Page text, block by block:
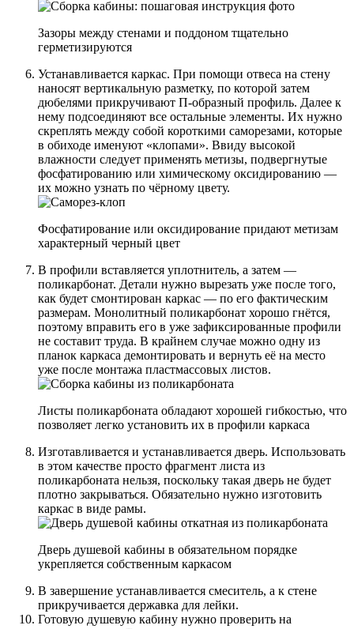
Зазоры между стенами и поддоном тщательно
герметизируются
Устанавливается каркас. При помощи отвеса на стену
наносят вертикальную разметку, по которой затем
дюбелями прикручивают П-образный профиль. Далее к
нему подсоединяют все остальные элементы. Их нужно
скреплять между собой короткими саморезами, которые
в обиходе именуют «клопами». Ввиду высокой
влажности следует применять метизы, подвергнутые
фосфатированию или химическому оксидированию —
их можно узнать по чёрному цвету.
Фосфатирование или оксидирование придают метизам
характерный черный цвет
В профили вставляется уплотнитель, а затем —
поликарбонат. Детали нужно вырезать уже после того,
как будет смонтирован каркас — по его фактическим
размерам. Монолитный поликарбонат хорошо гнётся,
поэтому вправить его в уже зафиксированные профили
не составит труда. В крайнем случае можно одну из
планок каркаса демонтировать и вернуть её на место
уже после монтажа пластмассовых листов.
Листы поликарбоната обладают хорошей гибкостью, что
позволяет легко установить их в профили каркаса
Изготавливается и устанавливается дверь. Использовать
в этом качестве просто фрагмент листа из
поликарбоната нельзя, поскольку такая дверь не будет
плотно закрываться. Обязательно нужно изготовить
каркас в виде рамы.
Дверь душевой кабины в обязательном порядке
укрепляется собственным каркасом
В завершение устанавливается смеситель, а к стене
прикручивается державка для лейки.
Готовую душевую кабину нужно проверить на